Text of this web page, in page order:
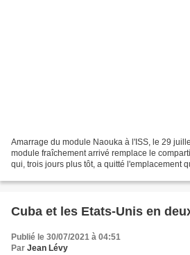
Amarrage du module Naouka à l'ISS, le 29
module fraîchement arrivé remplace le
qui, trois jours plus tôt, a quitté l'emplacement
Cuba et les Etats-Unis en
Publié le 30/07/2021 à 04:51
Par Jean Lévy